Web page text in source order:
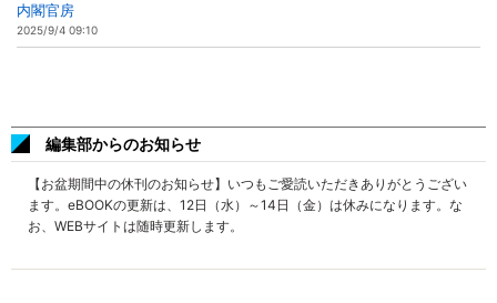
内閣官房
2025/9/4 09:10
編集部からのお知らせ
【お盆期間中の休刊のお知らせ】いつもご愛読いただきありがとうござい
ます。eBOOKの更新は、12日（水）～14日（金）は休みになります。な
お、WEBサイトは随時更新します。